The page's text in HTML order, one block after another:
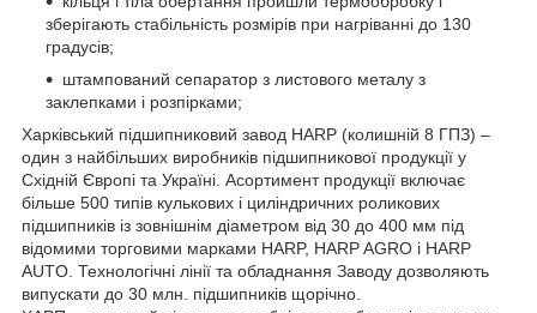
зберігають стабільність розмірів при нагріванні до 130
градусів;
штампований сепаратор з листового металу з
заклепками і розпірками;
Харківський підшипниковий завод HARP (колишній 8 ГПЗ) –
один з найбільших виробників підшипникової продукції у
Східній Європі та Україні. Асортимент продукції включає
більше 500 типів кулькових і циліндричних роликових
підшипників із зовнішнім діаметром від 30 до 400 мм під
відомими торговими марками HARP, HARP AGRO і HARP
AUTO. Технологічні лінії та обладнання Заводу дозволяють
випускати до 30 млн. підшипників щорічно.